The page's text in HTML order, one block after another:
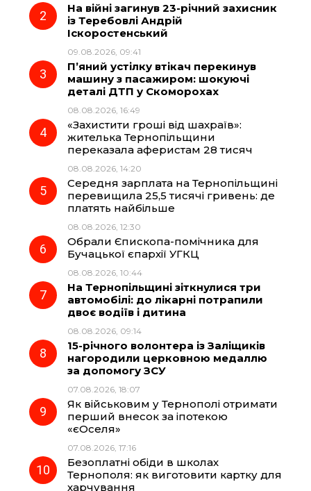
o
k
r
a
m p
На війні загинув 23-річний захисник
із Теребовлі Андрій
Іскоростенський
09.08.2026, 09:41
П’яний устілку втікач перекинув
машину з пасажиром: шокуючі
деталі ДТП у Скоморохах
08.08.2026, 16:49
«Захистити гроші від шахраїв»:
жителька Тернопільщини
переказала аферистам 28 тисяч
08.08.2026, 14:20
Середня зарплата на Тернопільщині
перевищила 25,5 тисячі гривень: де
платять найбільше
08.08.2026, 12:30
Обрали Єпископа-помічника для
Бучацької єпархії УГКЦ
08.08.2026, 10:44
На Тернопільщині зіткнулися три
автомобілі: до лікарні потрапили
двоє водіїв і дитина
08.08.2026, 09:14
15-річного волонтера із Заліщиків
нагородили церковною медаллю
за допомогу ЗСУ
07.08.2026, 18:07
Як військовим у Тернополі отримати
перший внесок за іпотекою
«єОселя»
07.08.2026, 17:16
Безоплатні обіди в школах
Тернополя: як виготовити картку для
харчування